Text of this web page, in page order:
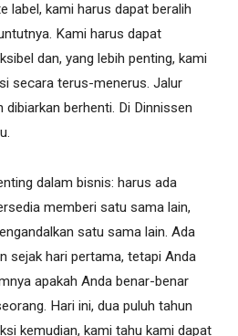
label, kami harus dapat beralih
Kami harus dapat
dan, yang lebih penting, kami
secara terus-menerus. Jalur
berhenti. Di Dinnissen
dalam bisnis: harus ada
memberi satu sama lain,
satu sama lain. Ada
sejak hari pertama, tetapi Anda
apakah Anda benar-benar
Hari ini, dua puluh tahun
kemudian, kami tahu kami dapat